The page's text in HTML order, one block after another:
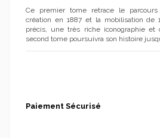
Ce premier tome retrace le
création en 1887 et la mobilisation de
précis, une très riche iconographie et
second tome poursuivra son histoire
Paiement Sécurisé